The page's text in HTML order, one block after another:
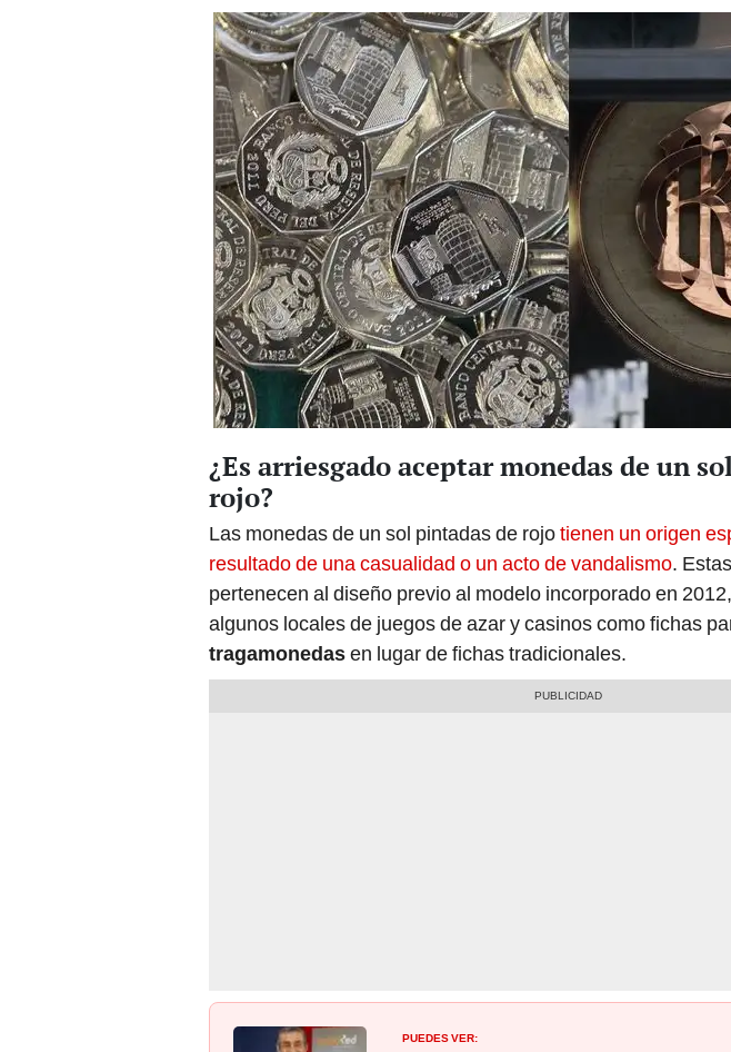
¿Es arriesgado aceptar monedas de un
rojo?
Las monedas de un sol pintadas de rojotienen un origen
resultado de una casualidad o un acto de vandalismo.
pertenecen al diseño previo al modelo incorporado en
algunos locales de juegos de azar y casinos como fichas
tragamonedasen lugar de fichas tradicionales.
PUEDES VER: